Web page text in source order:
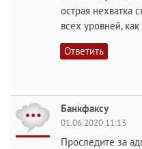
острая нехватка
всех уровней,
Ответить
Банкфаксу
01.06.2020 11:13
Проследите за